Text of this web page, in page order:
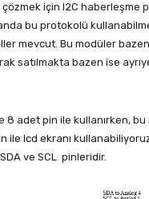
çözmek için I2C haberleşme
bu protokolü
mevcut. Bu modüler
satılmakta bazen ise
8 adet pin ile kullanırken, bu
ile lcd ekranı
SDA ve SCL pinleridir.